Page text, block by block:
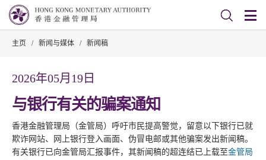
主页 / 新闻与媒体 / 新闻稿
2026年05月19日
与银行有关的骗案通知
香港金融管理局（金管局）呼吁市民提高警觉，留意以下银行已就
欺诈网站、网上银行登入画面、伪冒电邮或其他骗案发出新闻稿。
有关银行已向金管局汇报事件，其新闻稿的超连结已上载至金管局